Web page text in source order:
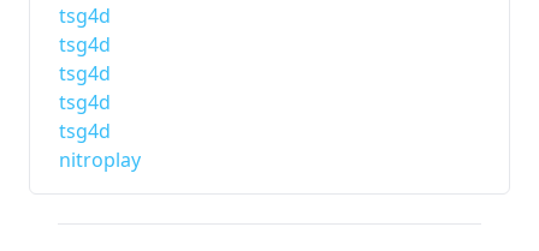
tsg4d
tsg4d
tsg4d
tsg4d
tsg4d
nitroplay